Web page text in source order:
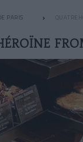
PARIS